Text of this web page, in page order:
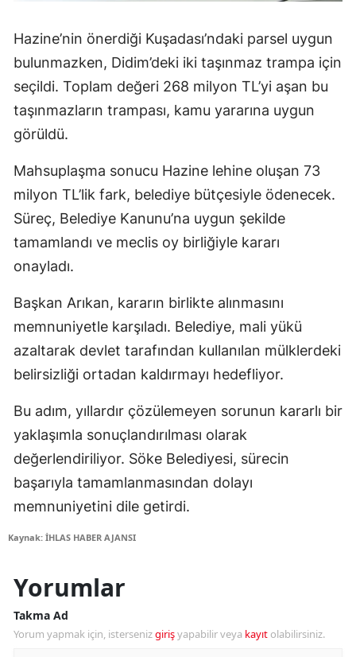
Hazine’nin önerdiği Kuşadası’ndaki parsel uygun
bulunmazken, Didim’deki iki taşınmaz trampa için
seçildi. Toplam değeri 268 milyon TL’yi aşan bu
taşınmazların trampası, kamu yararına uygun
görüldü.
Mahsuplaşma sonucu Hazine lehine oluşan 73
milyon TL’lik fark, belediye bütçesiyle ödenecek.
Süreç, Belediye Kanunu’na uygun şekilde
tamamlandı ve meclis oy birliğiyle kararı
onayladı.
Başkan Arıkan, kararın birlikte alınmasını
memnuniyetle karşıladı. Belediye, mali yükü
azaltarak devlet tarafından kullanılan mülklerdeki
belirsizliği ortadan kaldırmayı hedefliyor.
Bu adım, yıllardır çözülemeyen sorunun kararlı bir
yaklaşımla sonuçlandırılması olarak
değerlendiriliyor. Söke Belediyesi, sürecin
başarıyla tamamlanmasından dolayı
memnuniyetini dile getirdi.
Kaynak: İHLAS HABER AJANSI
Yorumlar
Takma Ad
Yorum yapmak için, istersenizgirişyapabilir veya kayıt olabilirsiniz.